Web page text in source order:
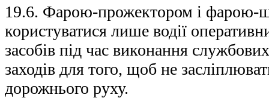
19.6. Фарою-прожектором і фарою-
користуватися лише водії
засобів під час виконання
заходів для того, щоб не
дорожнього руху.